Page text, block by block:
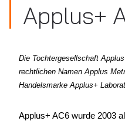
Applus+
Die Tochtergesellschaft
rechtlichen Namen Applus
Handelsmarke Applus+
Applus+ AC6 wurde 2003